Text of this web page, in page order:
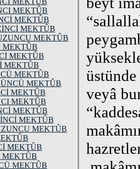
MEKTÛB
MEKTÛB
MEKTÛB
MEKTÛB
MEKTÛB
MEKTÛB
MEKTÛB
MEKTÛB
MEKTÛB
MEKTÛB
MEKTÛB
MEKTÛB
MEKTÛB
MEKTÛB
MEKTÛB
MEKTÛB